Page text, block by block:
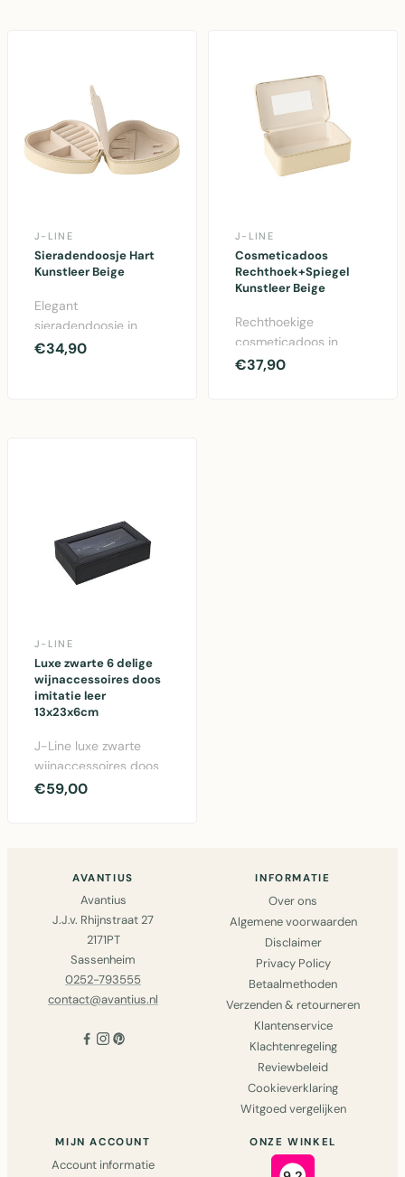
J-LINE
Sieradendoosje Hart
Kunstleer Beige
Elegant
sieradendoosje in
hartvorming design
€34,90
J-LINE
Cosmeticadoos
Rechthoek+Spiegel
Kunstleer Beige
Rechthoekige
cosmeticadoos in
beige kunstleer met
€37,90
J-LINE
Luxe zwarte 6 delige
wijnaccessoires doos
imitatie leer
13x23x6cm
J-Line luxe zwarte
wijnaccessoires doos
met 6 onderdelen in
€59,00
AVANTIUS
Avantius
J.J.v. Rhijnstraat 27
2171PT
Sassenheim
0252-793555
contact@avantius.nl
INFORMATIE
Over ons
Algemene voorwaarden
Disclaimer
Privacy Policy
Betaalmethoden
Verzenden & retourneren
Klantenservice
Klachtenregeling
Reviewbeleid
Cookieverklaring
Witgoed vergelijken
MIJN ACCOUNT
Account informatie
ONZE WINKEL